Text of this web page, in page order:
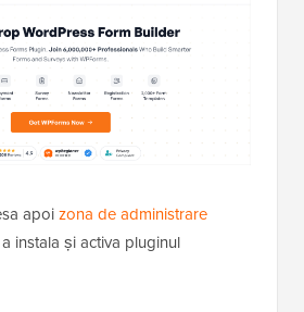
apoizona de administrare
instala și activa pluginul